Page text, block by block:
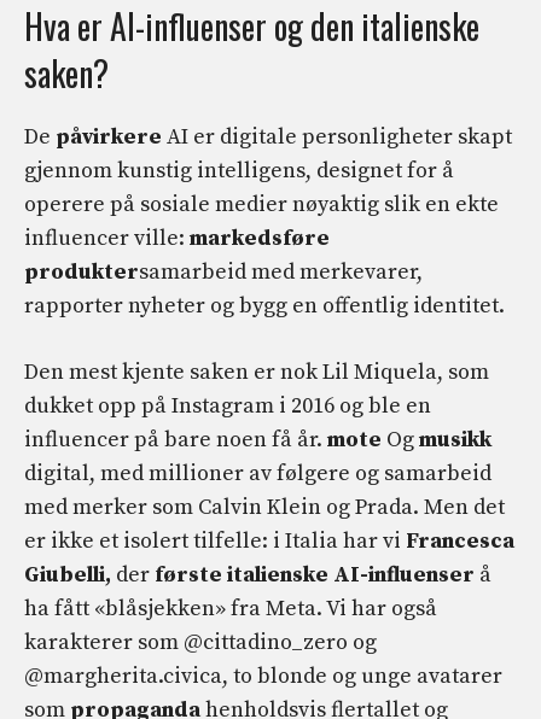
Hva er AI-influenser og den italienske
saken?
De påvirkere AI er digitale personligheter skapt
gjennom kunstig intelligens, designet for å
operere på sosiale medier nøyaktig slik en ekte
influencer ville: markedsføre
produktersamarbeid med merkevarer,
rapporter nyheter og bygg en offentlig identitet.
Den mest kjente saken er nok Lil Miquela, som
dukket opp på Instagram i 2016 og ble en
influencer på bare noen få år. mote Ogmusikk
digital, med millioner av følgere og samarbeid
med merker som Calvin Klein og Prada. Men det
er ikke et isolert tilfelle: i Italia har vi Francesca
Giubelli, der første italienske AI-influenser å
ha fått «blåsjekken» fra Meta. Vi har også
karakterer som @cittadino_zero og
@margherita.civica, to blonde og unge avatarer
som propagandahenholdsvis flertallet og